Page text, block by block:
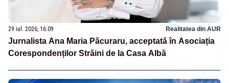
29 iul. 2026, 16:09 Realitatea din AUR
Jurnalista Ana Maria Păcuraru, acceptată în Asociația
Corespondenților Străini de la Casa Albă